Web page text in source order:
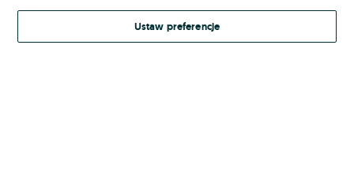
Kontynuując za pośrednictwem jednego z dostawców wskazanych powyżej,
Regulamin serwisuOLX.pl w jego aktualnym brzmieniu.
Ustaw preferencje